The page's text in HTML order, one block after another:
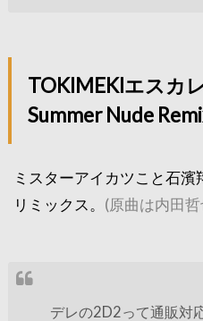
TOKIMEKIエスカ
Summer Nude
ミスターアイカツこと石
リミックス。 (原曲は内田
デレの2D2って通販対